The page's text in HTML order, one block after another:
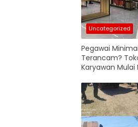
Uncategorized
Pegawai
Terancam?
Karyawan Mulai